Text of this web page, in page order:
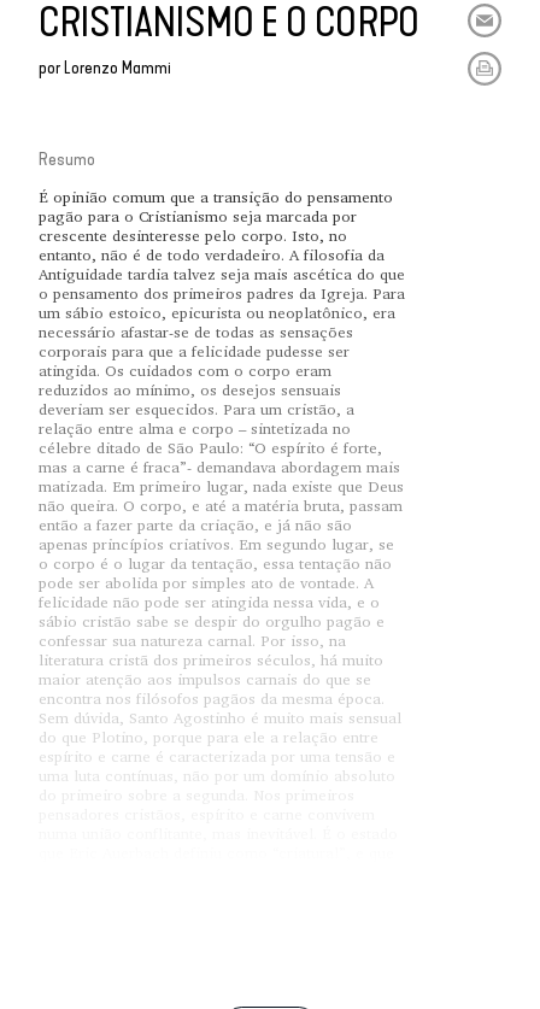
CRISTIANISMO E O CORPO
porLorenzo Mammi
Resumo
É opinião comum que a transição do pensamento
pagão para o Cristianismo seja marcada por
crescente desinteresse pelo corpo. Isto, no
entanto, não é de todo verdadeiro. A filosofia da
Antiguidade tardia talvez seja mais ascética do que
o pensamento dos primeiros padres da Igreja. Para
um sábio estoico, epicurista ou neoplatônico, era
necessário afastar-se de todas as sensações
corporais para que a felicidade pudesse ser
atingida. Os cuidados com o corpo eram
reduzidos ao mínimo, os desejos sensuais
deveriam ser esquecidos. Para um cristão, a
relação entre alma e corpo – sintetizada no
célebre ditado de São Paulo: “O espírito é forte,
mas a carne é fraca”- demandava abordagem mais
matizada. Em primeiro lugar, nada existe que Deus
não queira. O corpo, e até a matéria bruta, passam
então a fazer parte da criação, e já não são
apenas princípios criativos. Em segundo lugar, se
o corpo é o lugar da tentação, essa tentação não
pode ser abolida por simples ato de vontade. A
felicidade não pode ser atingida nessa vida, e o
sábio cristão sabe se despir do orgulho pagão e
confessar sua natureza carnal. Por isso, na
literatura cristã dos primeiros séculos, há muito
maior atenção aos impulsos carnais do que se
encontra nos filósofos pagãos da mesma época.
Sem dúvida, Santo Agostinho é muito mais sensual
do que Plotino, porque para ele a relação entre
espírito e carne é caracterizada por uma tensão e
uma luta contínuas, não por um domínio absoluto